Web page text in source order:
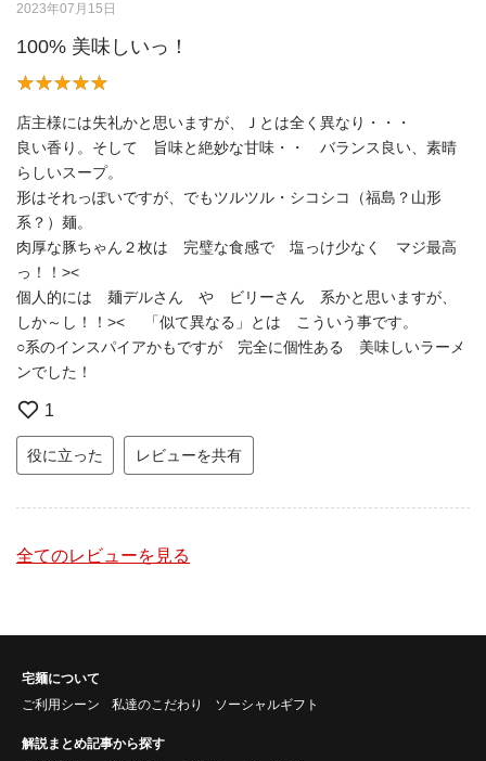
2023年07月15日
100% 美味しいっ！
店主様には失礼かと思いますが、Ｊとは全く異なり・・・
良い香り。そして 旨味と絶妙な甘味・・ バランス良い、素晴
らしいスープ。
形はそれっぽいですが、でもツルツル・シコシコ（福島？山形
系？）麺。
肉厚な豚ちゃん２枚は 完璧な食感で 塩っけ少なく マジ最高
っ！！><
個人的には 麺デルさん や ビリーさん 系かと思いますが、
しか～し！！>< 「似て異なる」とは こういう事です。
○系のインスパイアかもですが 完全に個性ある 美味しいラーメ
ンでした！
1
役に立った レビューを共有
全てのレビューを見る
宅麺について
ご利用シーン
私達のこだわり ソーシャルギフト
解説まとめ記事から探す